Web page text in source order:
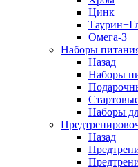
Цинк
Омега-3
Наборы
Назад
Наборы
Наборы
Назад